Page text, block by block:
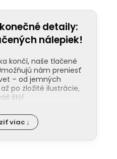
najavo, že
je nadradená
sa manažérom v
detaily:
nálepiek!
končí, naše tlačené
nám preniesť
– od jemných
po zložité ilustrácie,
štýl
laminácie:
našich nálepiek
viac ↓